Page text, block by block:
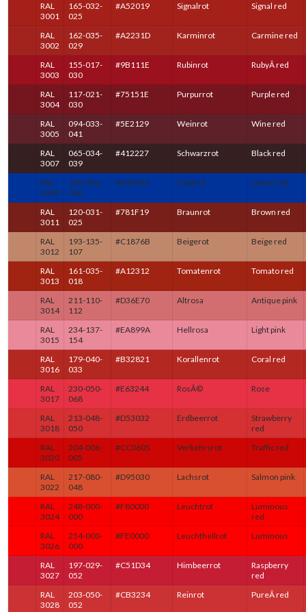
RAL
3001
165-032-
025
#A52019 Signalrot Signal red
RAL
3002
162-035-
029
#A2231D Karminrot Carmine red
RAL
3003
155-017-
030
#9B111E Rubinrot RubyÂ red
RAL
3004
117-021-
030
#75151E Purpurrot Purple red
RAL
3005
094-033-
041
#5E2129 Weinrot Wine red
RAL
3007
065-034-
039
#412227 Schwarzrot Black red
RAL
3009
100-036-
036
#642424 Oxidrot Oxide red
RAL
3011
120-031-
025
#781F19 Braunrot Brown red
RAL
3012
193-135-
107
#C1876B Beigerot Beige red
RAL
3013
161-035-
018
#A12312 Tomatenrot Tomato red
RAL
3014
211-110-
112
#D36E70 Altrosa Antique pink
RAL
3015
234-137-
154
#EA899A Hellrosa Light pink
RAL
3016
179-040-
033
#B32821 Korallenrot Coral red
RAL
3017
230-050-
068
#E63244 RosÃ© Rose
RAL
3018
213-048-
050
#D53032 Erdbeerrot
Strawberry
red
RAL
3020
204-006-
005
#CC0605 Verkehrsrot Traffic red
RAL
3022
217-080-
048
#D95030 Lachsrot Salmon pink
RAL
3024
248-000-
000
#F80000 Leuchtrot
Luminous
red
RAL
3026
254-000-
000
#FE0000 Leuchthellrot Luminous
RAL
3027
197-029-
052
#C51D34 Himbeerrot
Raspberry
red
RAL
3028
203-050-
052
#CB3234 Reinrot PureÂ red